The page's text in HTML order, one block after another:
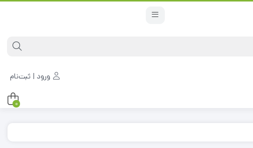
ورود | ثبت‌نام
0